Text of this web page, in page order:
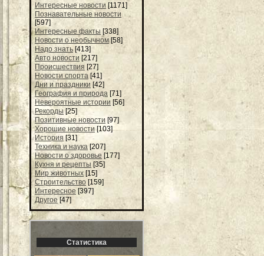
Интересные новости [1171]
Познавательные новости
[597]
Интересные факты [338]
Новости о необычном [58]
Надо знать [413]
Авто новости [217]
Происшествия [27]
Новости спорта [41]
Дни и праздники [42]
География и природа [71]
Невероятные истории [56]
Рекорды [25]
Позитивные новости [97]
Хорошие новости [103]
История [31]
Техника и наука [207]
Новости о здоровье [177]
Кухня и рецепты [35]
Мир животных [15]
Строительство [159]
Интересное [397]
Другое [47]
Статистика